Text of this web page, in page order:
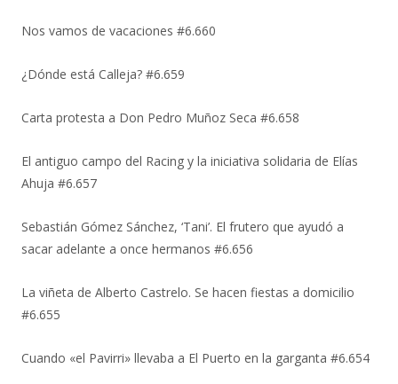
Nos vamos de vacaciones #6.660
¿Dónde está Calleja? #6.659
Carta protesta a Don Pedro Muñoz Seca #6.658
El antiguo campo del Racing y la iniciativa solidaria de Elías
Ahuja #6.657
Sebastián Gómez Sánchez, ‘Tani’. El frutero que ayudó a
sacar adelante a once hermanos #6.656
La viñeta de Alberto Castrelo. Se hacen fiestas a domicilio
#6.655
Cuando «el Pavirri» llevaba a El Puerto en la garganta #6.654